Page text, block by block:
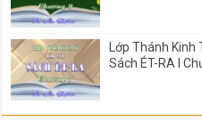
Lớp Thánh Kinh
Sách ÉT-RA I